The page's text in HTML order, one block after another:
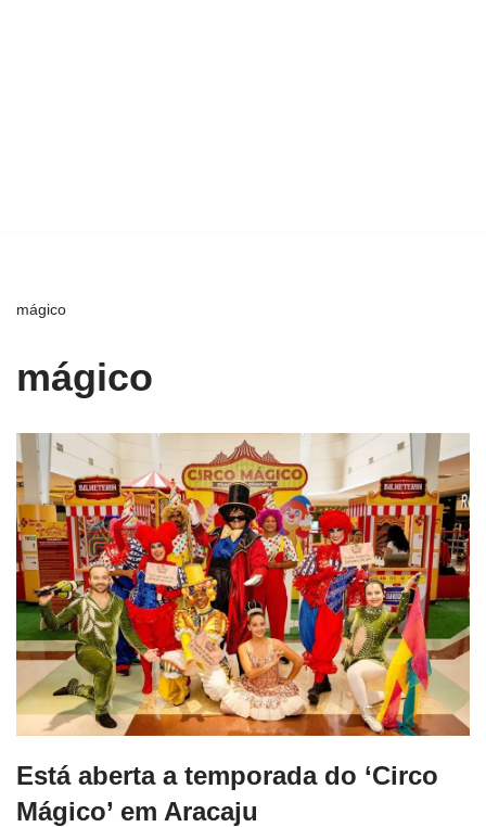
mágico
mágico
Está aberta a temporada do ‘Circo
Mágico’ em Aracaju